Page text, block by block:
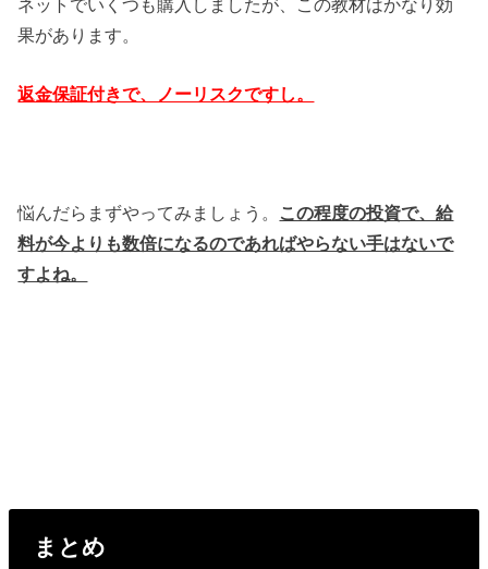
ネットでいくつも購入しましたが、この教材はかなり効
果があります。
返金保証付きで、ノーリスクですし。
悩んだらまずやってみましょう。 この程度の投資で、給
料が今よりも数倍になるのであればやらない手はないで
すよね。
まとめ